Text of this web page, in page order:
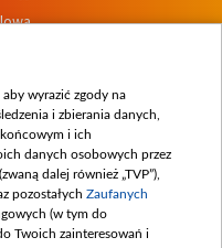
wyrazić zgody na
i zbierania danych,
i ich
danych osobowych przez
dalej również „TVP”),
pozostałych Zaufanych
(w tym do
Twoich zainteresowań i